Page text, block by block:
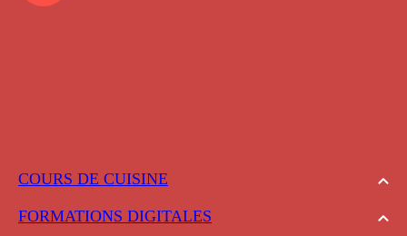
COURS DE CUISINE
FORMATIONS DIGITALES